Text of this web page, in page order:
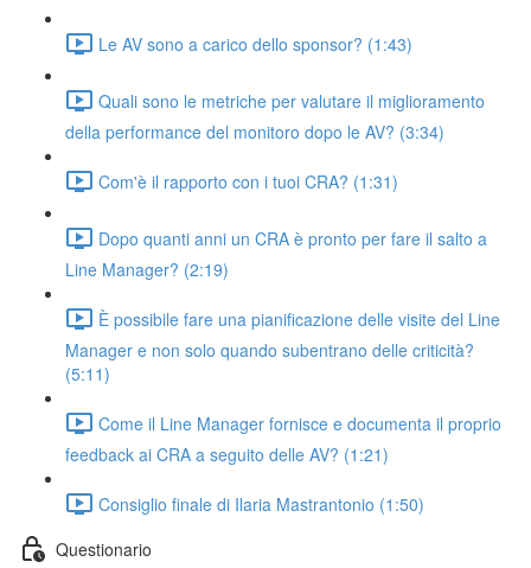
Le AV sono a carico dello sponsor? (1:43)
Quali sono le metriche per valutare il miglioramento
della performance del monitoro dopo le AV? (3:34)
Com'è il rapporto con i tuoi CRA? (1:31)
Dopo quanti anni un CRA è pronto per fare il salto a
Line Manager? (2:19)
È possibile fare una pianificazione delle visite del Line
Manager e non solo quando subentrano delle criticità?
(5:11)
Come il Line Manager fornisce e documenta il proprio
feedback ai CRA a seguito delle AV? (1:21)
Consiglio finale di Ilaria Mastrantonio (1:50)
Questionario